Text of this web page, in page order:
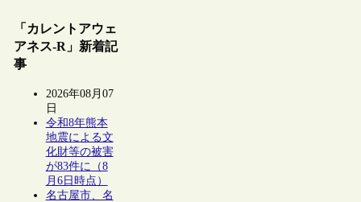
「カレントアウェ
アネス-R」新着記
事
2026年08月07
日
令和8年熊本
地震による文
化財等の被害
が83件に（8
月6日時点）
名古屋市、名